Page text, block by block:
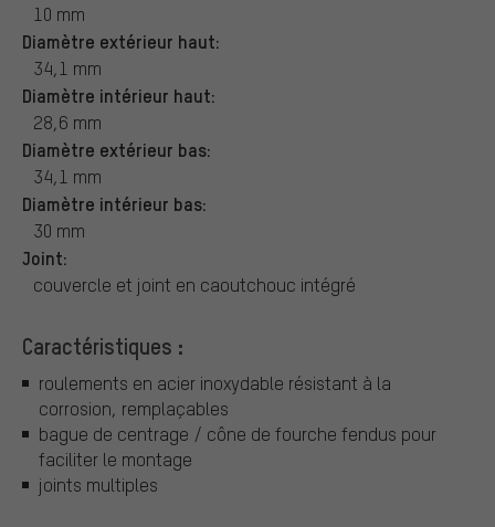
10 mm
Diamètre extérieur haut:
34,1 mm
Diamètre intérieur haut:
28,6 mm
Diamètre extérieur bas:
34,1 mm
Diamètre intérieur bas:
30 mm
Joint:
couvercle et joint en caoutchouc intégré
Caractéristiques :
roulements en acier inoxydable résistant à la
corrosion, remplaçables
bague de centrage / cône de fourche fendus pour
faciliter le montage
joints multiples